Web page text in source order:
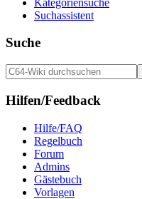
Suchassistent
Suche
Hilfen/Feedback
Hilfe/FAQ
Regelbuch
Forum
Admins
Gästebuch
Vorlagen